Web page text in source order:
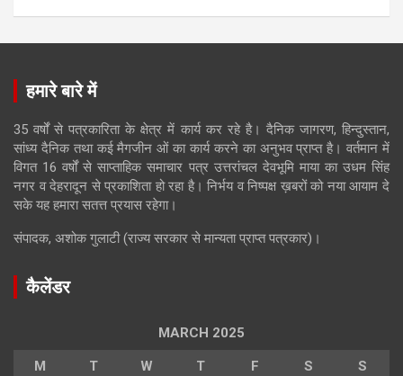
हमारे बारे में
35 वर्षों से पत्रकारिता के क्षेत्र में कार्य कर रहे है। दैनिक जागरण, हिन्दुस्तान,
सांध्य दैनिक तथा कई मैगजीन ओं का कार्य करने का अनुभव प्राप्त है। वर्तमान में
विगत 16 वर्षों से साप्ताहिक समाचार पत्र उत्तरांचल देवभूमि माया का उधम सिंह
नगर व देहरादून से प्रकाशिता हो रहा है। निर्भय व निष्पक्ष ख़बरों को नया आयाम दे
सके यह हमारा सतत्त प्रयास रहेगा।
संपादक, अशोक गुलाटी (राज्य सरकार से मान्यता प्राप्त पत्रकार)।
कैलेंडर
MARCH 2025
M T W T F S S